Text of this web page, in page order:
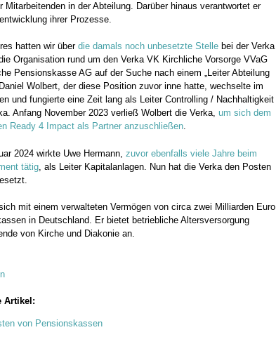
Mitarbeitenden in der Abteilung. Darüber hinaus verantwortet er
ihrer Prozesse.
hatten wir über die damals noch unbesetzte Stelle bei der Verka
Organisation rund um den Verka VK Kirchliche Vorsorge VVaG
Pensionskasse AG auf der Suche nach einem „Leiter Abteilung
Wolbert, der diese Position zuvor inne hatte, wechselte im
und fungierte eine Zeit lang als Leiter Controlling / Nachhaltigkeit
Anfang November 2023 verließ Wolbert die Verka, um sich dem
Ready 4 Impact als Partner anzuschließen.
2024 wirkte Uwe Hermann, zuvor ebenfalls viele Jahre beim
tätig , als Leiter Kapitalanlagen. Nun hat die Verka den Posten
mit einem verwalteten Vermögen von circa zwei Milliarden Euro
in Deutschland. Er bietet betriebliche Altersversorgung
von Kirche und Diakonie an.
Artikel:
von Pensionskassen